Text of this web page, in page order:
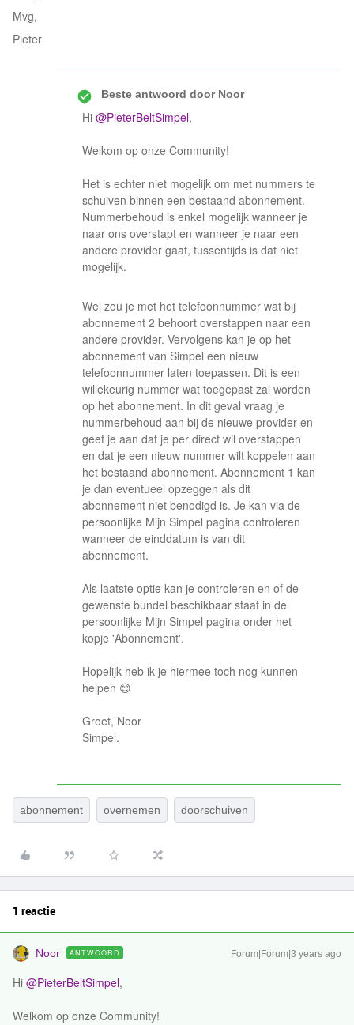
Mvg,
Pieter
Beste antwoord doorNoor
Hi @PieterBeltSimpel,
Welkom op onze Community!
Het is echter niet mogelijk om met nummers te
schuiven binnen een bestaand abonnement.
Nummerbehoud is enkel mogelijk wanneer je
naar ons overstapt en wanneer je naar een
andere provider gaat, tussentijds is dat niet
mogelijk.
Wel zou je met het telefoonnummer wat bij
abonnement 2 behoort overstappen naar een
andere provider. Vervolgens kan je op het
abonnement van Simpel een nieuw
telefoonnummer laten toepassen. Dit is een
willekeurig nummer wat toegepast zal worden
op het abonnement. In dit geval vraag je
nummerbehoud aan bij de nieuwe provider en
geef je aan dat je per direct wil overstappen
en dat je een nieuw nummer wilt koppelen aan
het bestaand abonnement. Abonnement 1 kan
je dan eventueel opzeggen als dit
abonnement niet benodigd is. Je kan via de
persoonlijke Mijn Simpel pagina controleren
wanneer de einddatum is van dit
abonnement.
Als laatste optie kan je controleren en of de
gewenste bundel beschikbaar staat in de
persoonlijke Mijn Simpel pagina onder het
kopje 'Abonnement'.
Hopelijk heb ik je hiermee toch nog kunnen
helpen 😊
Groet, Noor
Simpel.
abonnement overnemen doorschuiven
1 reactie
Noor ANTWOORD Forum|Forum|3 years ago
Hi @PieterBeltSimpel,
Welkom op onze Community!